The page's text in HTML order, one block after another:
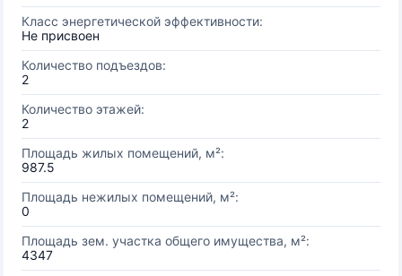
Класс энергетической эффективности:
Не присвоен
Количество подъездов:
2
Количество этажей:
2
Площадь жилых помещений, м²:
987.5
Площадь нежилых помещений, м²:
0
Площадь зем. участка общего имущества, м²:
4347